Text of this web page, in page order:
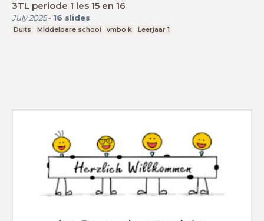
3TL periode 1 les 15 en 16
July 2025- 16 slides
Duits Middelbare school vmbo k Leerjaar 1